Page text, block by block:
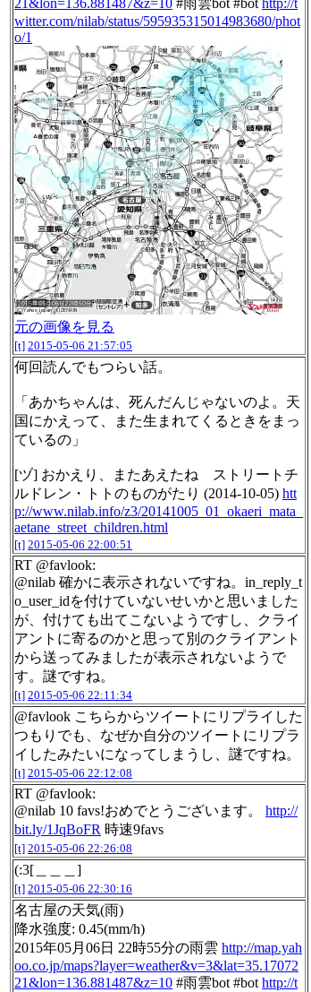
21&lon=136.881487&z=10 #雨雲bot #bothttp://t
witter.com/nilab/status/595935315014983680/phot
o/1
元の画像を見る
[t] 2015-05-06 21:57:05
何回読んでもつらい話。
「あかちゃんは、死んだんじゃないのよ。天
国にかえって、また生まれてくるときをまっ
ているの」
[ヅ] おかえり、またあえたね ストリートチ
ルドレン・トトのものがたり (2014-10-05) htt
p://www.nilab.info/z3/20141005_01_okaeri_mata_
aetane_street_children.html
[t] 2015-05-06 22:00:51
RT @favlook:
@nilab 確かに表示されないですね。in_reply_t
o_user_idを付けていないせいかと思いました
が、付けても出てこないようですし、クライ
アントに寄るのかと思って別のクライアント
から送ってみましたが表示されないようで
す。謎ですね。
[t] 2015-05-06 22:11:34
@favlook こちらからツイートにリプライした
つもりでも、なぜか自分のツイートにリプラ
イしたみたいになってしまうし、謎ですね。
[t] 2015-05-06 22:12:08
RT @favlook:
@nilab 10 favs!おめでとうございます。 http://
bit.ly/1JqBoFR 時速9favs
[t] 2015-05-06 22:26:08
(:3[＿＿＿]
[t] 2015-05-06 22:30:16
名古屋の天気(雨)
降水強度: 0.45(mm/h)
2015年05月06日 22時55分の雨雲 http://map.yah
oo.co.jp/maps?layer=weather&v=3&lat=35.17072
21&lon=136.881487&z=10 #雨雲bot #bothttp://t